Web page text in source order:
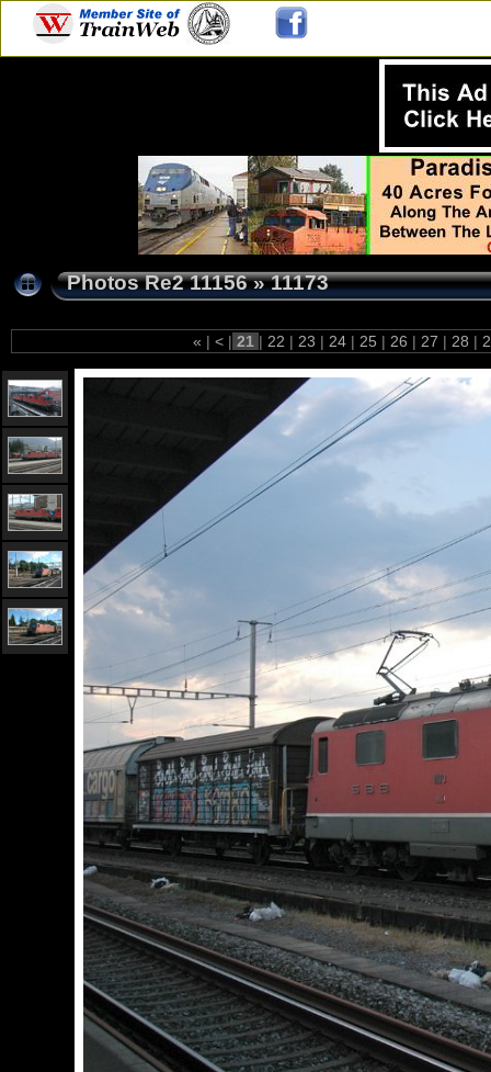
Photos Re2 11156»11173
« | < | 21 | 22 | 23 | 24 | 25 | 26 | 27 | 28 |